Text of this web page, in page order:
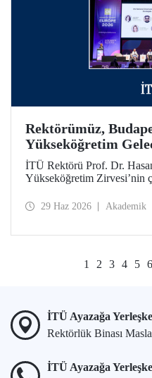
Rektörümüz,
Yükseköğretim
Zirvedeydi
İTÜ Rektörü Prof. Dr.
Yükseköğretim Zirvesi’nin
29 Haz 2026 Akademik
1 2 3 4 5 6
İTÜ Ayazağa
Rektörlük Binası
İTÜ Ayazağa